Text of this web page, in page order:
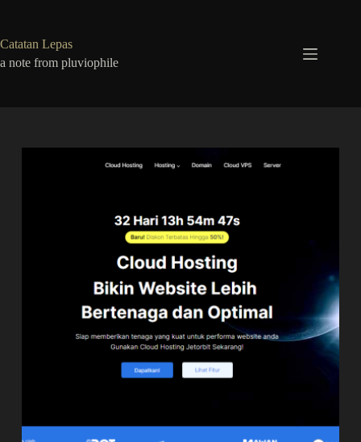
Catatan Lepas
a note from pluviophile